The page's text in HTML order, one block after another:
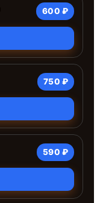
600 ₽
750 ₽
590 ₽